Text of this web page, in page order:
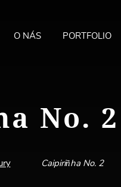
O NÁS PORTFOLIO
No. 2
Caipiriñha No. 2